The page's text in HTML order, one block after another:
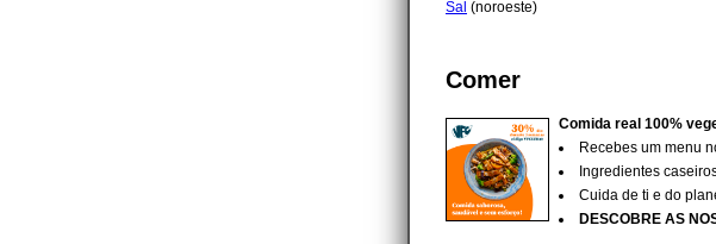
Sal (noroeste)
Comer
Comida real 100%
Recebes um menu
Ingredientes
Cuida de ti e do
DESCOBRE AS